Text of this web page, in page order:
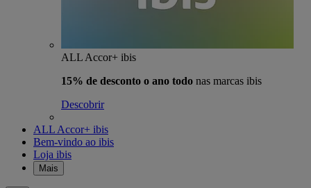
ALL Accor+ ibis
15% de desconto o ano todo nas marcas ibis
Descobrir
ALL Accor+ ibis
Bem-vindo ao ibis
Loja ibis
Mais